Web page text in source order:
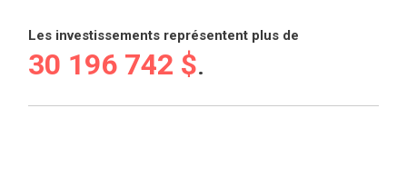
Les investissements représentent plus de
30 196 742 $.